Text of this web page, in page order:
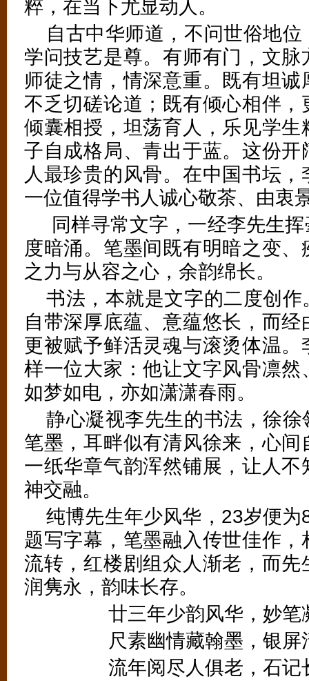
（2/3）
粹，在当下尤显动人。
自古中华师道，不问世俗地
学问技艺是尊。有师有门，文
师徒之情，情深意重。既有坦
不乏切磋论道；既有倾心相伴
倾囊相授，坦荡育人，乐见学
子自成格局、青出于蓝。这份
人最珍贵的风骨。在中国书坛
一位值得学书人诚心敬茶、由衷
同样寻常文字，一经李先生
度暗涌。笔墨间既有明暗之变
之力与从容之心，余韵绵长。
书法，本就是文字的二度创
自带深厚底蕴、意蕴悠长，而
更被赋予鲜活灵魂与滚烫体温
样一位大家：他让文字风骨凛
如梦如电，亦如潇潇春雨。
静心凝视李先生的书法，徐
笔墨，耳畔似有清风徐来，心
一纸华章气韵浑然铺展，让人
神交融。
纯博先生年少风华，23岁便
题写字幕，笔墨融入传世佳作
流转，红楼剧组众人渐老，而
润隽永，韵味长存。
廿三年少韵风华，妙笔
尺素幽情藏翰墨，银
流年阅尽人俱老，石记